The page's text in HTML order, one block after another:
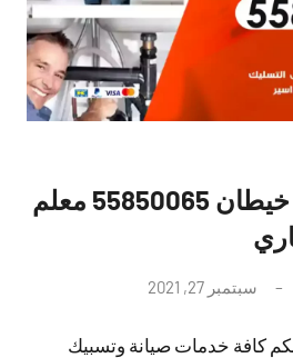
سباك فني صحي خيطان 55850065 معلم
سبتمبر 27, 2021
تعليقات
كافة خدمات صيانة وتسبيك